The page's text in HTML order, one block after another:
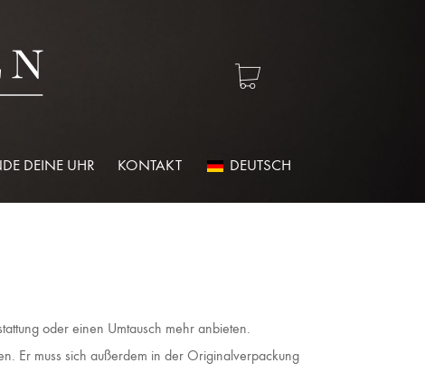
DEINE UHR KONTAKT DEUTSCH
oder einen Umtausch mehr anbieten.
Er muss sich außerdem in der Originalverpackung